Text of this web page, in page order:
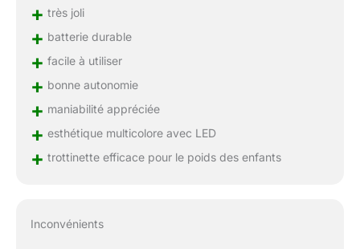
+ très joli
+ batterie durable
+ facile à utiliser
+ bonne autonomie
+ maniabilité appréciée
+ esthétique multicolore avec LED
+ trottinette efficace pour le poids des enfants
Inconvénients